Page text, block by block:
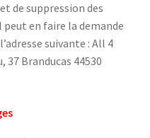
de suppression des
en faire la demande
suivante : All 4
37 Branducas 44530